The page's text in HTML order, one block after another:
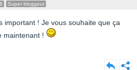
Super bloggeur
important ! Je vous souhaite que ça
maintenant !